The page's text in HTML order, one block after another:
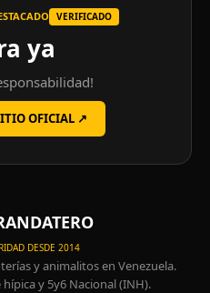
VERIFICADO
ya
OFICIAL ↗
DESDE 2014
y animalitos en Venezuela.
y 5y6 Nacional (INH).